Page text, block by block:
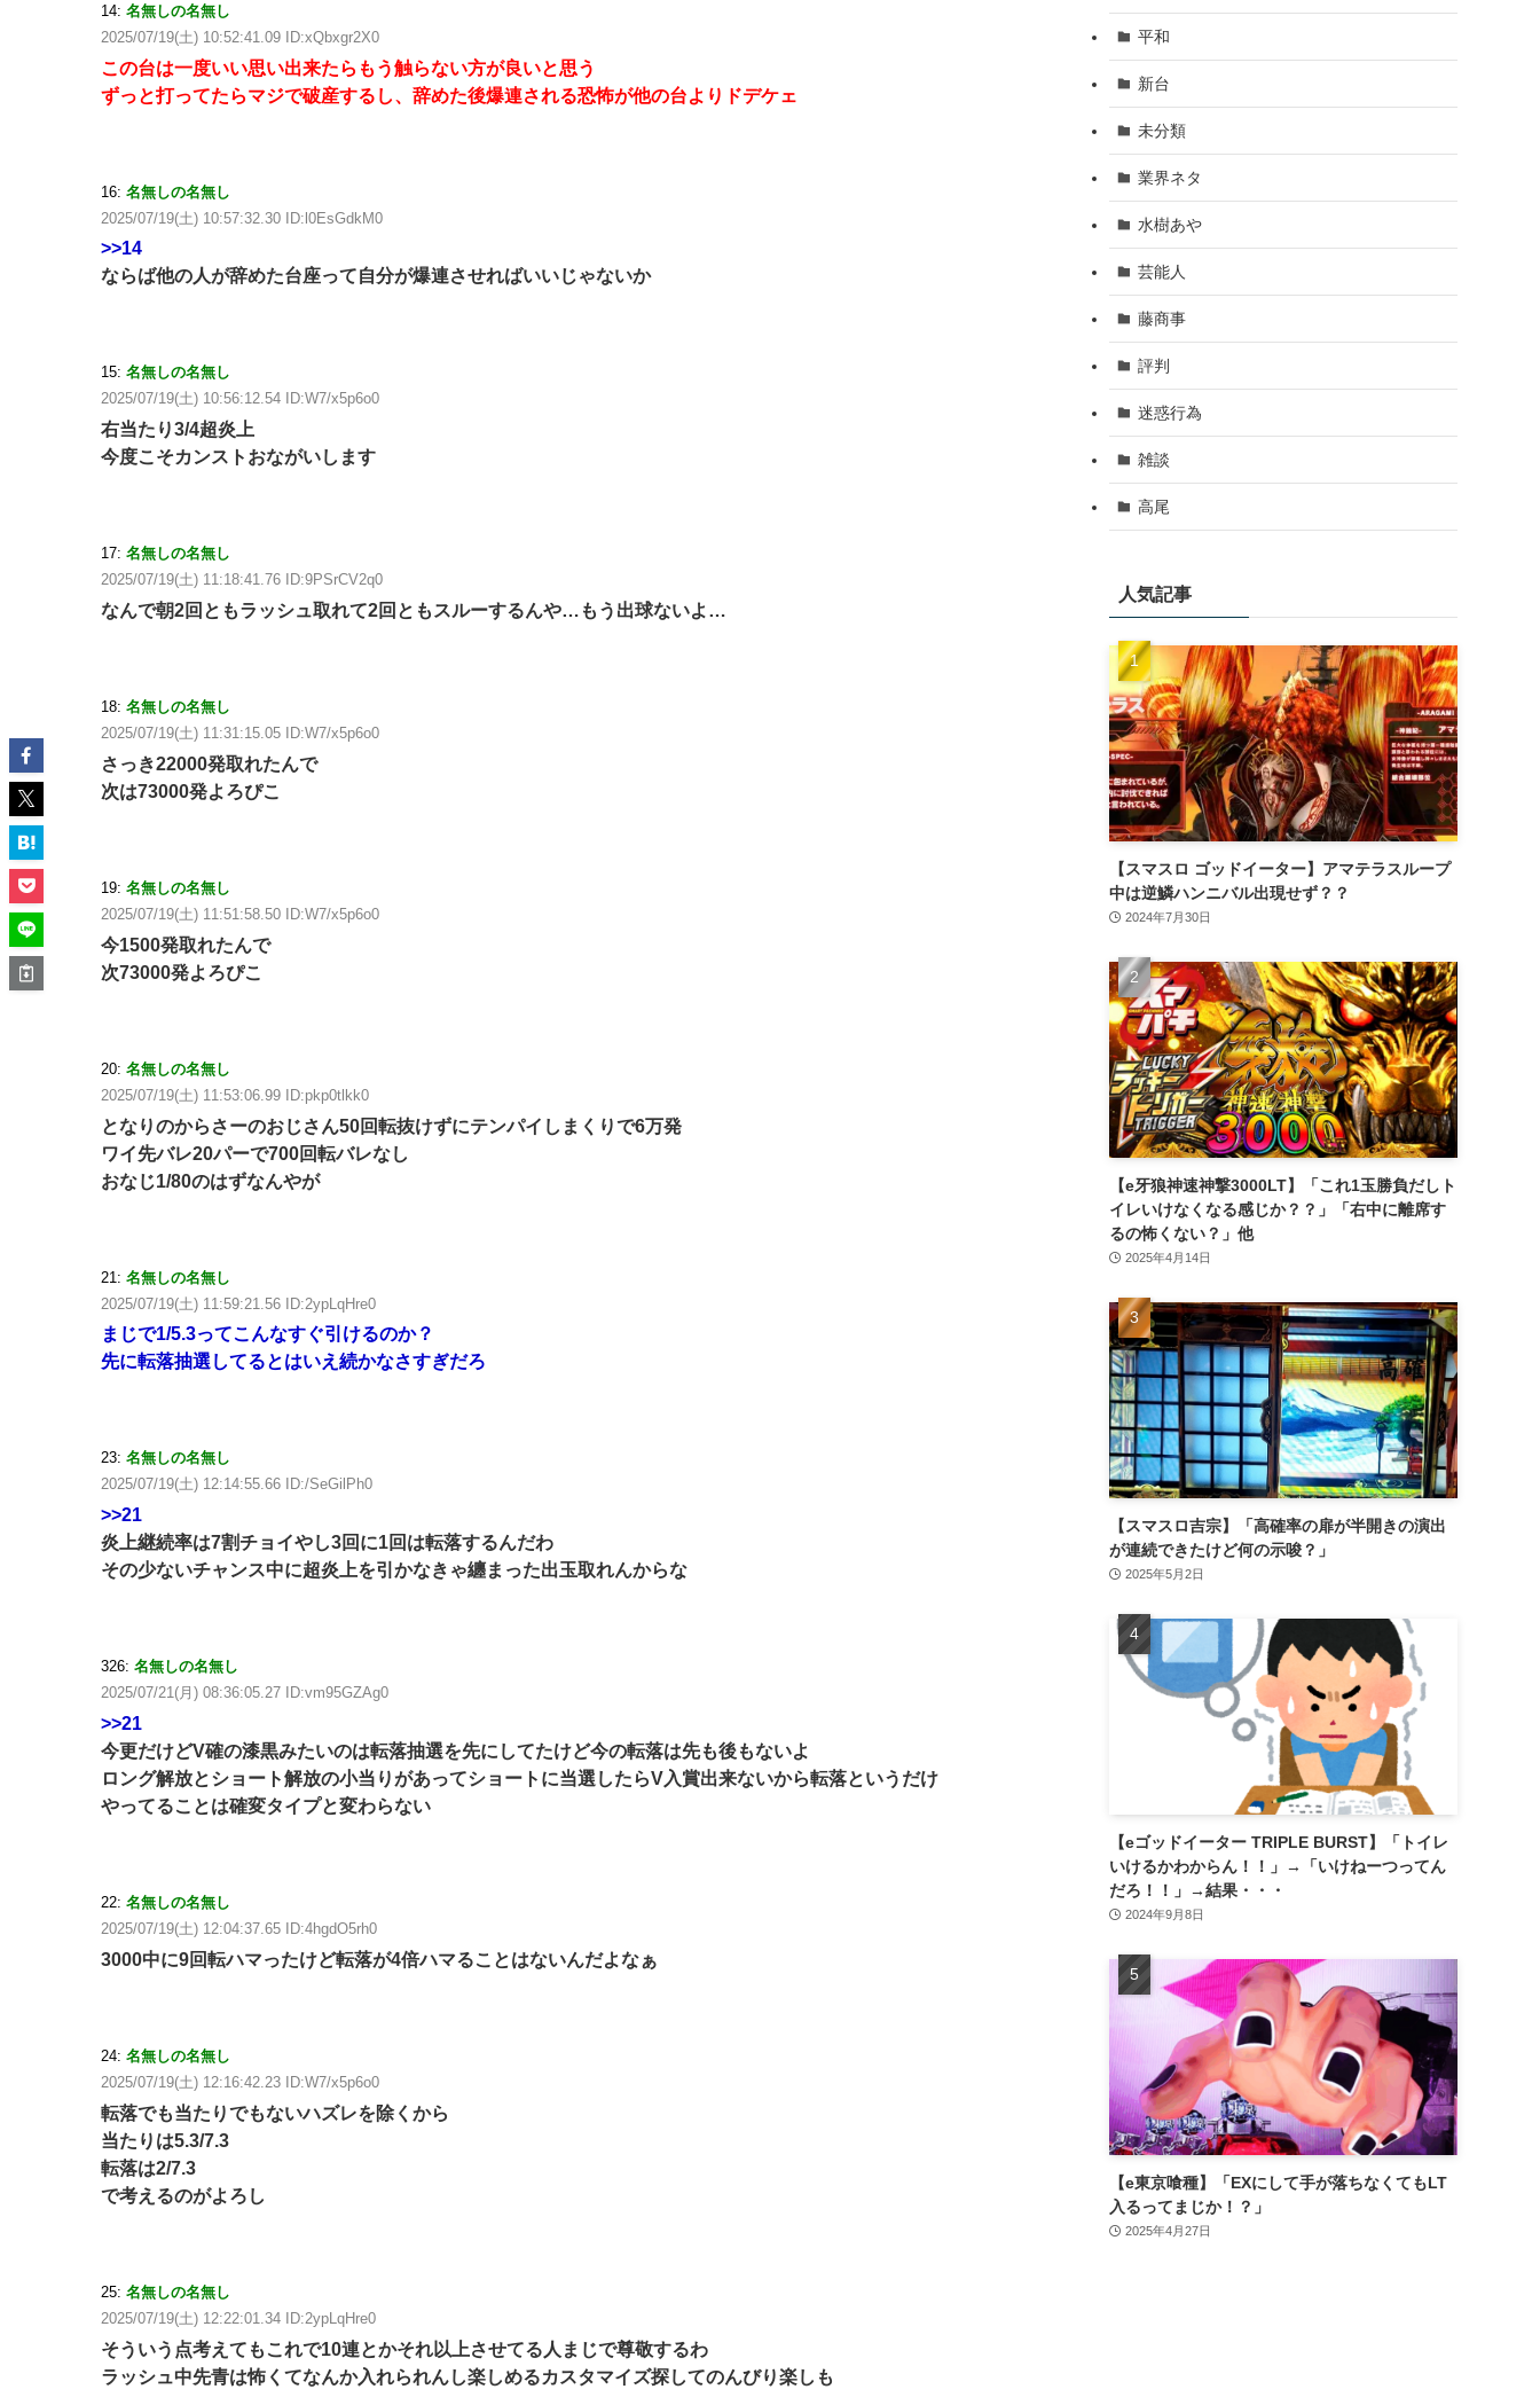
14: 名無しの名無し
2025/07/19(土) 10:52:41.09 ID:xQbxgr2X0
この台は一度いい思い出来たらもう触らない方が良いと思う
ずっと打ってたらマジで破産するし、辞めた後爆連される恐怖が他の台よりドデケェ
16: 名無しの名無し
2025/07/19(土) 10:57:32.30 ID:l0EsGdkM0
>>14
ならば他の人が辞めた台座って自分が爆連させればいいじゃないか
15: 名無しの名無し
2025/07/19(土) 10:56:12.54 ID:W7/x5p6o0
右当たり3/4超炎上
今度こそカンストおながいします
17: 名無しの名無し
2025/07/19(土) 11:18:41.76 ID:9PSrCV2q0
なんで朝2回ともラッシュ取れて2回ともスルーするんや…もう出球ないよ…
18: 名無しの名無し
2025/07/19(土) 11:31:15.05 ID:W7/x5p6o0
さっき22000発取れたんで
次は73000発よろぴこ
19: 名無しの名無し
2025/07/19(土) 11:51:58.50 ID:W7/x5p6o0
今1500発取れたんで
次73000発よろぴこ
20: 名無しの名無し
2025/07/19(土) 11:53:06.99 ID:pkp0tlkk0
となりのからさーのおじさん50回転抜けずにテンパイしまくりで6万発
ワイ先バレ20パーで700回転バレなし
おなじ1/80のはずなんやが
21: 名無しの名無し
2025/07/19(土) 11:59:21.56 ID:2ypLqHre0
まじで1/5.3ってこんなすぐ引けるのか？
先に転落抽選してるとはいえ続かなさすぎだろ
23: 名無しの名無し
2025/07/19(土) 12:14:55.66 ID:/SeGilPh0
>>21
炎上継続率は7割チョイやし3回に1回は転落するんだわ
その少ないチャンス中に超炎上を引かなきゃ纏まった出玉取れんからな
326: 名無しの名無し
2025/07/21(月) 08:36:05.27 ID:vm95GZAg0
>>21
今更だけどV確の漆黒みたいのは転落抽選を先にしてたけど今の転落は先も後もないよ
ロング解放とショート解放の小当りがあってショートに当選したらV入賞出来ないから転落というだけ
やってることは確変タイプと変わらない
22: 名無しの名無し
2025/07/19(土) 12:04:37.65 ID:4hgdO5rh0
3000中に9回転ハマったけど転落が4倍ハマることはないんだよなぁ
24: 名無しの名無し
2025/07/19(土) 12:16:42.23 ID:W7/x5p6o0
転落でも当たりでもないハズレを除くから
当たりは5.3/7.3
転落は2/7.3
で考えるのがよろし
25: 名無しの名無し
2025/07/19(土) 12:22:01.34 ID:2ypLqHre0
そういう点考えてもこれで10連とかそれ以上させてる人まじで尊敬するわ
ラッシュ中先青は怖くてなんか入れられんし楽しめるカスタマイズ探してのんびり楽しも
平和
新台
未分類
業界ネタ
水樹あや
芸能人
藤商事
評判
迷惑行為
雑談
高尾
人気記事
【スマスロ ゴッドイーター】アマテラスループ
中は逆鱗ハンニバル出現せず？？
2024年7月30日
【e牙狼神速神撃3000LT】「これ1玉勝負だしト
イレいけなくなる感じか？？」「右中に離席す
るの怖くない？」他
2025年4月14日
【スマスロ吉宗】「高確率の扉が半開きの演出
が連続できたけど何の示唆？」
2025年5月2日
【eゴッドイーター TRIPLE BURST】「トイレ
いけるかわからん！！」→「いけねーつってん
だろ！！」→結果・・・
2024年9月8日
【e東京喰種】「EXにして手が落ちなくてもLT
入るってまじか！？」
2025年4月27日